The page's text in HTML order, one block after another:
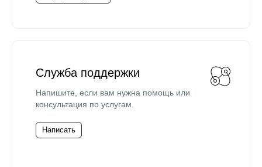
Служба поддержки
Напишите, если вам нужна помощь или
консультация по услугам.
Написать